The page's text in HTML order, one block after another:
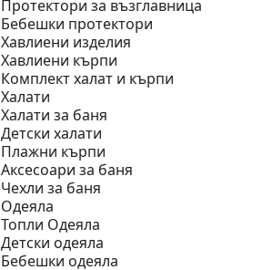
Протектори за възглавница
Бебешки протектори
Хавлиени изделия
Хавлиени кърпи
Комплект халат и кърпи
Халати
Халати за баня
Детски халати
Плажни кърпи
Аксесоари за баня
Чехли за баня
Одеяла
Топли Одеяла
Детски одеяла
Бебешки одеяла